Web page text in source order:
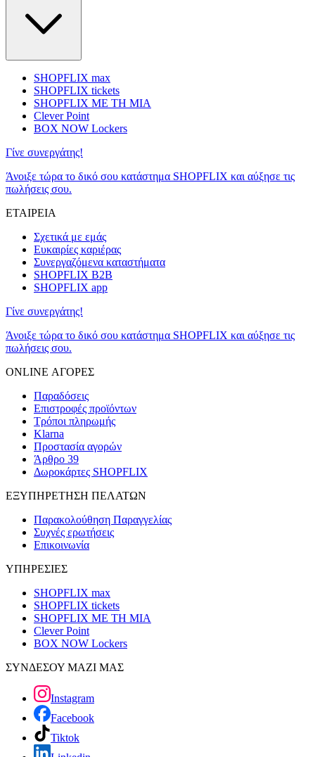
SHOPFLIX max
SHOPFLIX tickets
SHOPFLIX ΜΕ ΤΗ ΜΙΑ
Clever Point
BOX NOW Lockers
Γίνε συνεργάτης!
Άνοιξε τώρα το δικό σου κατάστημα SHOPFLIX και αύξησε τις
πωλήσεις σου.
ΕΤΑΙΡΕΙΑ
Σχετικά με εμάς
Ευκαιρίες καριέρας
Συνεργαζόμενα καταστήματα
SHOPFLIX B2B
SHOPFLIX app
Γίνε συνεργάτης!
Άνοιξε τώρα το δικό σου κατάστημα SHOPFLIX και αύξησε τις
πωλήσεις σου.
ONLINE ΑΓΟΡΕΣ
Παραδόσεις
Επιστροφές προϊόντων
Τρόποι πληρωμής
Klarna
Προστασία αγορών
Άρθρο 39
Δωροκάρτες SHOPFLIX
ΕΞΥΠΗΡΕΤΗΣΗ ΠΕΛΑΤΩΝ
Παρακολούθηση Παραγγελίας
Συχνές ερωτήσεις
Επικοινωνία
ΥΠΗΡΕΣΙΕΣ
SHOPFLIX max
SHOPFLIX tickets
SHOPFLIX ΜΕ ΤΗ ΜΙΑ
Clever Point
BOX NOW Lockers
ΣΥΝΔΕΣΟΥ ΜΑΖΙ ΜΑΣ
Instagram
Facebook
Tiktok